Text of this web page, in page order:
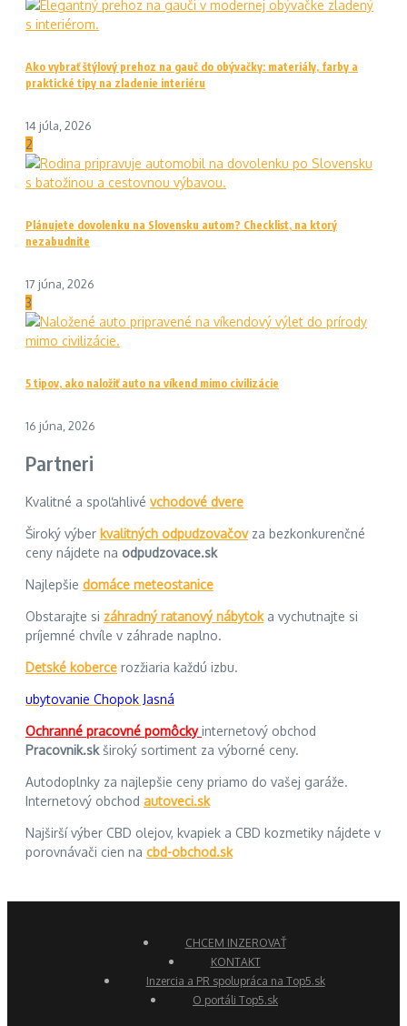
Ako vybrať štýlový prehoz na gauč do obývačky: materiály, farby a
praktické tipy na zladenie interiéru
14 júla, 2026
2
Plánujete dovolenku na Slovensku autom? Checklist, na ktorý
nezabudnite
17 júna, 2026
3
5 tipov, ako naložiť auto na víkend mimo civilizácie
16 júna, 2026
Partneri
Kvalitné a spoľahlivé vchodové dvere
Široký výber kvalitných odpudzovačovza bezkonkurenčné
ceny nájdete na odpudzovace.sk
Najlepšie domáce meteostanice
Obstarajte si záhradný ratanový nábytoka vychutnajte si
príjemné chvíle v záhrade naplno.
Detské koberce rozžiaria každú izbu.
ubytovanie Chopok Jasná
Ochranné pracovné pomôckyinternetový obchod
Pracovnik.skširoký sortiment za výborné ceny.
Autodoplnky za najlepšie ceny priamo do vašej garáže.
Internetový obchod autoveci.sk
Najširší výber CBD olejov, kvapiek a CBD kozmetiky nájdete v
porovnávači cien na cbd-obchod.sk
CHCEM INZEROVAŤ
KONTAKT
Inzercia a PR spolupráca na Top5.sk
O portáli Top5.sk